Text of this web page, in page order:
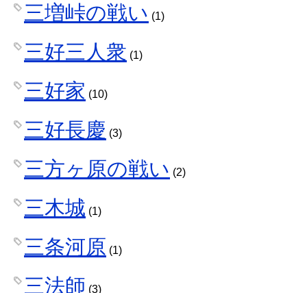
三増峠の戦い (1)
三好三人衆 (1)
三好家 (10)
三好長慶 (3)
三方ヶ原の戦い (2)
三木城 (1)
三条河原 (1)
三法師 (3)